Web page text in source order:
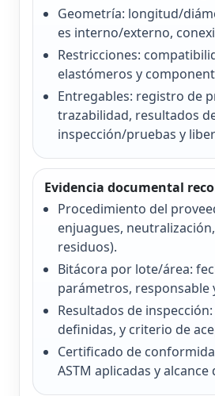
Geometría: longitud/
es interno/externo,
Restricciones:
elastómeros y
Entregables: registro de
trazabilidad, resultados
inspección/pruebas y
Evidencia documental
Procedimiento del
enjuagues,
residuos).
Bitácora por lote/área:
parámetros, responsable
Resultados de
definidas, y criterio de
Certificado de
ASTM aplicadas y